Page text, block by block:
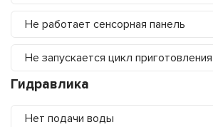
Не работает сенсорная панель
Не запускается цикл приготовления
Гидравлика
Нет подачи воды